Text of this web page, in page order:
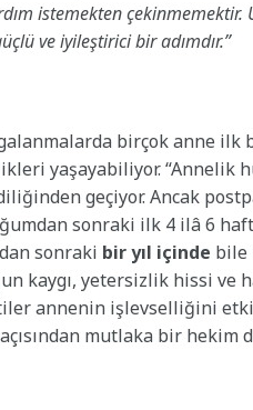
istemekten çekinmemektir.
ve iyileştirici bir adımdır.”
birçok anne ilk
yaşayabiliyor. “Annelik
geçiyor. Ancak
sonraki ilk 4 ilâ 6
sonraki bir yıl içinde bile
kaygı, yetersizlik hissi ve
annenin işlevselliğini
mutlaka bir hekim